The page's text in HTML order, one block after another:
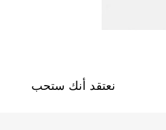
نعتقد أنك ستحب